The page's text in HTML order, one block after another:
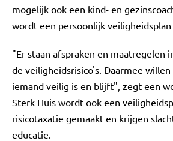
mogelijk ook een kind- en
wordt een persoonlijk
"Er staan afspraken en maatregelen
de veiligheidsrisico's. Daarmee
iemand veilig is en blijft", zegt een
Sterk Huis wordt ook een
risicotaxatie gemaakt en krijgen
educatie.